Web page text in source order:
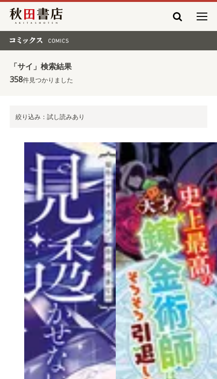
秋田書店
「サイ」検索結果
358件見つかりました
絞り込み：試し読みあり